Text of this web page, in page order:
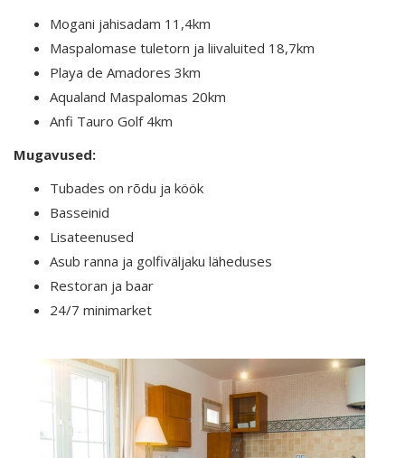
Mogani jahisadam 11,4km
Maspalomase tuletorn ja liivaluited 18,7km
Playa de Amadores 3km
Aqualand Maspalomas 20km
Anfi Tauro Golf 4km
Mugavused:
Tubades on rõdu ja köök
Basseinid
Lisateenused
Asub ranna ja golfiväljaku läheduses
Restoran ja baar
24/7 minimarket